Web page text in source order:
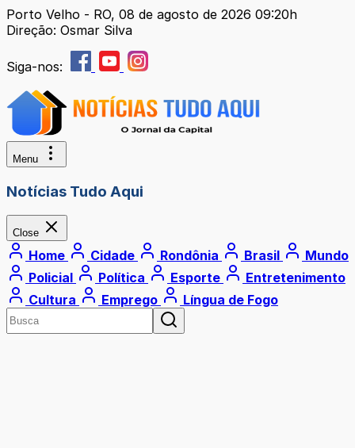
Porto Velho - RO, 08 de agosto de 2026 09:20h
Direção: Osmar Silva
Siga-nos:
Menu
Notícias Tudo Aqui
Close
Home Cidade Rondônia Brasil
Mundo
Policial
Política Esporte
Entretenimento
Cultura
Emprego Língua de Fogo